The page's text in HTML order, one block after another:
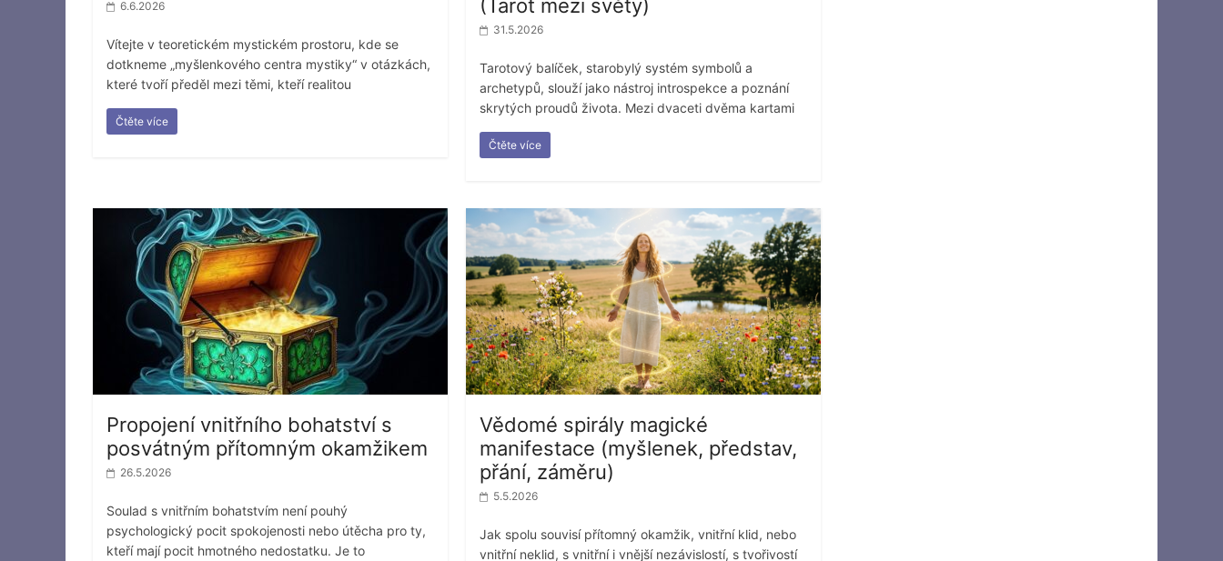
6.6.2026
Vítejte v teoretickém mystickém prostoru, kde se
dotkneme „myšlenkového centra mystiky“ v otázkách,
které tvoří předěl mezi těmi, kteří realitou
Čtěte více
(Tarot mezi světy)
31.5.2026
Tarotový balíček, starobylý systém symbolů a
archetypů, slouží jako nástroj introspekce a poznání
skrytých proudů života. Mezi dvaceti dvěma kartami
Čtěte více
Propojení vnitřního bohatství s
posvátným přítomným okamžikem
26.5.2026
Soulad s vnitřním bohatstvím není pouhý
psychologický pocit spokojenosti nebo útěcha pro ty,
kteří mají pocit hmotného nedostatku. Je to
Vědomé spirály magické
manifestace (myšlenek, představ,
přání, záměru)
5.5.2026
Jak spolu souvisí přítomný okamžik, vnitřní klid, nebo
vnitřní neklid, s vnitřní i vnější nezávislostí, s tvořivostí